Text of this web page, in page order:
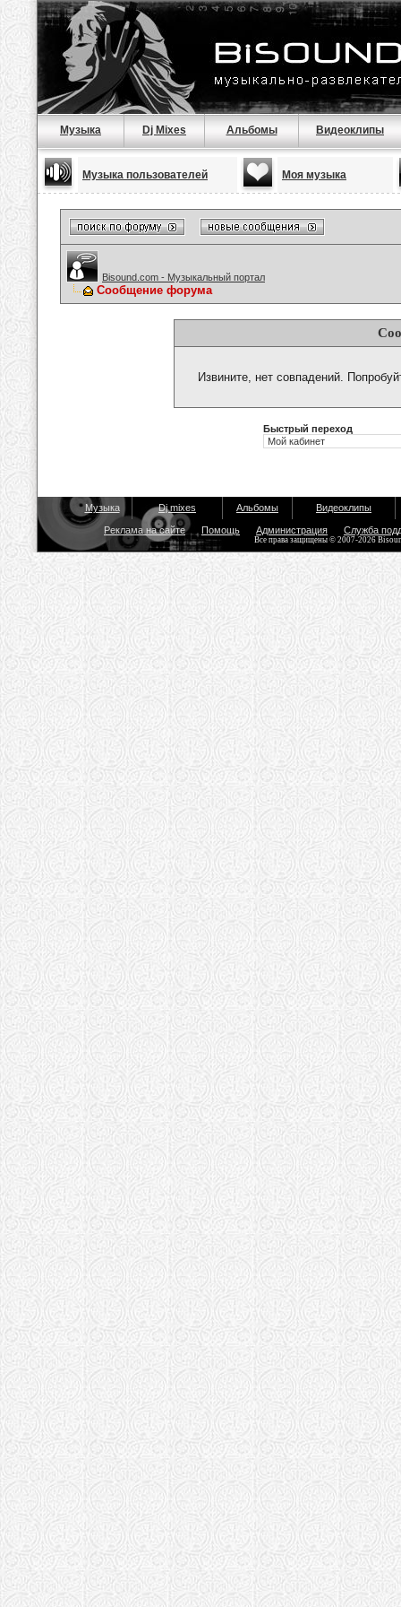
Музыка Dj Mixes Альбомы Видеоклипы
Музыка пользователей Моя музыка
Bisound.com - Музыкальный портал
Сообщение форума
Извините, нет совпадений.
Быстрый переход
Музыка Dj mixes Альбомы Видеоклипы
Реклама на сайте Помощь Администрация Служба
Все права защищены © 2007-2026